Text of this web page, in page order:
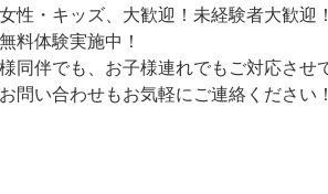
性・キッズ、大歓迎！未経験者大歓迎！
料体験実施中！
同伴でも、お子様連れでもご対応させ
問い合わせもお気軽にご連絡ください！